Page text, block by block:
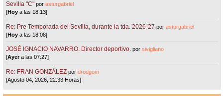
Sevilla "C"porasturgabriel
[Hoy a las 18:13]
Re: Pre Temporada del Sevilla, durante la tda. 2026-27 porasturgabriel
[Hoy a las 18:08]
JOSÉ IGNACIO NAVARRO. Director deportivo. porsivigliano
[Ayera las 07:27]
Re: FRAN GONZÁLEZ pordrodgom
[Agosto 04, 2026, 22:33 Horas]